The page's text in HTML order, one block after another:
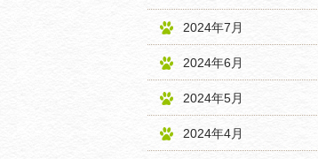
2024年7月
2024年6月
2024年5月
2024年4月